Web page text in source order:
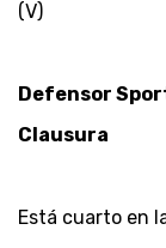
(V)
Defensor
Clausura
Está cuarto en